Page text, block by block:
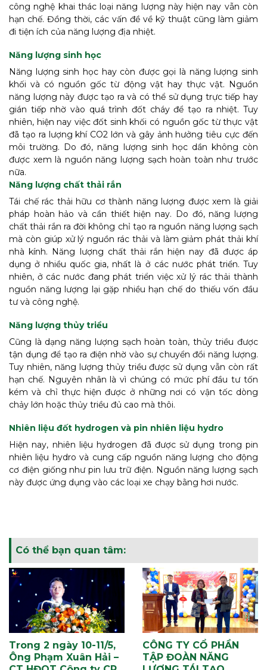
công nghệ khai thác loại năng lượng này hiện nay vẫn còn
hạn chế. Đồng thời, các vấn đề về kỹ thuật cũng làm giảm
đi tiện ích của năng lượng địa nhiệt.
Năng lượng sinh học
Năng lượng sinh học hay còn được gọi là năng lượng sinh
khối và có nguồn gốc từ động vật hay thực vật. Nguồn
năng lượng này được tạo ra và có thể sử dụng trực tiếp hay
gián tiếp nhờ vào quá trình đốt cháy để tạo ra nhiệt. Tuy
nhiên, hiện nay việc đốt sinh khối có nguồn gốc từ thực vật
đã tạo ra lượng khí CO2 lớn và gây ảnh hưởng tiêu cực đến
môi trường. Do đó, năng lượng sinh học dần không còn
được xem là nguồn năng lượng sạch hoàn toàn như trước
nữa.
Năng lượng chất thải rắn
Tái chế rác thải hữu cơ thành năng lượng được xem là giải
pháp hoàn hảo và cần thiết hiện nay. Do đó, năng lượng
chất thải rắn ra đời không chỉ tạo ra nguồn năng lượng sạch
mà còn giúp xử lý nguồn rác thải và làm giảm phát thải khí
nhà kính. Năng lượng chất thải rắn hiện nay đã được áp
dụng ở nhiều quốc gia, nhất là ở các nước phát triển. Tuy
nhiên, ở các nước đang phát triển việc xử lý rác thải thành
nguồn năng lượng lại gặp nhiều hạn chế do thiếu vốn đầu
tư và công nghệ.
Năng lượng thủy triều
Cũng là dạng năng lượng sạch hoàn toàn, thủy triều được
tận dụng để tạo ra điện nhờ vào sự chuyển đổi năng lượng.
Tuy nhiên, năng lượng thủy triều được sử dụng vẫn còn rất
hạn chế. Nguyên nhân là vì chúng có mức phí đầu tư tốn
kém và chỉ thực hiện được ở những nơi có vận tốc dòng
chảy lớn hoặc thủy triều đủ cao mà thôi.
Nhiên liệu đốt hydrogen và pin nhiên liệu hydro
Hiện nay, nhiên liệu hydrogen đã được sử dụng trong pin
nhiên liệu hydro và cung cấp nguồn năng lượng cho động
cơ điện giống như pin lưu trữ điện. Nguồn năng lượng sạch
này được ứng dụng vào các loại xe chạy bằng hơi nước.
Có thể bạn quan tâm:
Trong 2 ngày 10-11/5,
Ông Phạm Xuân Hải –
CÔNG TY CỔ PHẦN
TẬP ĐOÀN NĂNG